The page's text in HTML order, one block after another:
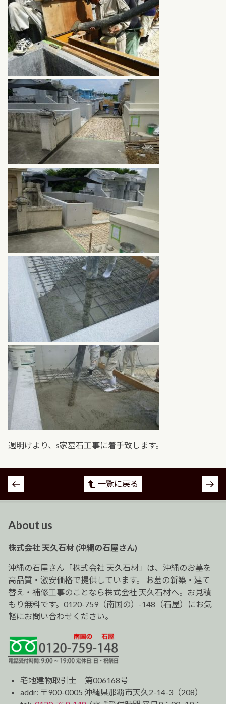
週明けより、s家墓石工事に着手致します。
投
稿
ゲ
ー
シ
ョ
ン
一覧に戻る
About us
株式会社 天久石材 (沖縄の石屋さん)
沖縄の石屋さん「株式会社 天久石材」は、沖縄のお墓を
高品質・激安価格で提供しています。 お墓の新築・建て
替え・補修工事のことなら株式会社 天久石材へ。お見積
もり無料です。0120-759（南国の）-148（石屋）にお気
軽にお問い合わせください。
宅地建物取引士 第006168号
addr: 〒900-0005 沖縄県那覇市天久2-14-3（208）